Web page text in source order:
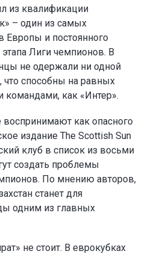
из квалификации
– один из самых
Европы и постоянного
этапа Лиги чемпионов. В
не одержали ни одной
что способны на равных
командами, как «Интер».
воспринимают как опасного
издание The Scottish Sun
клуб в список из восьми
создать проблемы
По мнению авторов,
станет для
одним из главных
не стоит. В еврокубках